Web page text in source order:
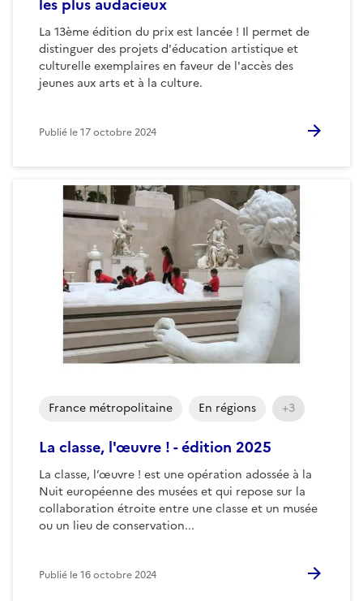
La 13ème édition du prix est lancée ! Il permet de
distinguer des projets d'éducation artistique et
culturelle exemplaires en faveur de l'accès des
jeunes aux arts et à la culture.
Publié le17 octobre 2024
La classe, l'œuvre ! - édition 2025
La classe, l’œuvre ! est une opération adossée à la
Nuit européenne des musées et qui repose sur la
collaboration étroite entre une classe et un musée
ou un lieu de conservation...
France métropolitaine En régions +3
Publié le16 octobre 2024